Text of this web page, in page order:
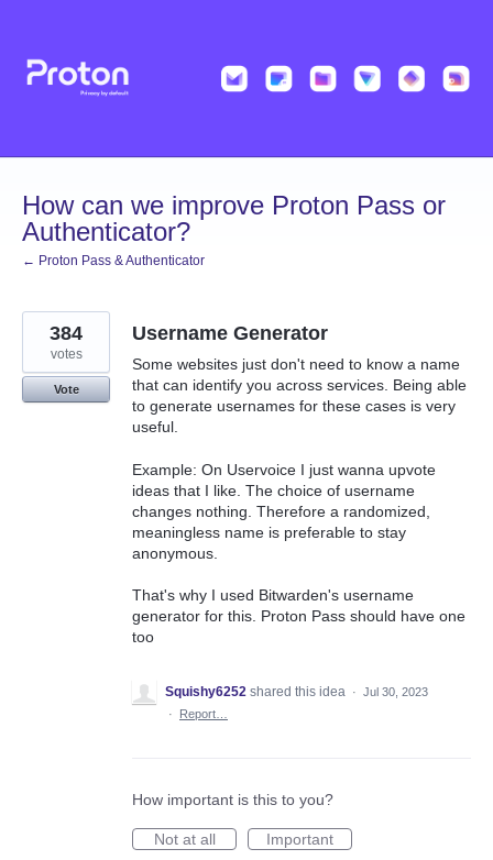
content
How can we improve Proton Pass or
Authenticator?
← Proton Pass & Authenticator
Username Generator
Some websites just don't need to know a name
that can identify you across services. Being able
to generate usernames for these cases is very
useful.
Example: On Uservoice I just wanna upvote
ideas that I like. The choice of username
changes nothing. Therefore a randomized,
meaningless name is preferable to stay
anonymous.
That's why I used Bitwarden's username
generator for this. Proton Pass should have one
too
384
votes
Vote
Squishy6252 shared this idea · Jul 30, 2023
·
Report…
How important is this to you?
Not at all
Important